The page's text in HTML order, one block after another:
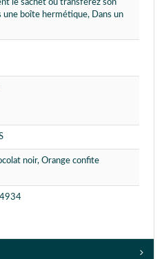
le sachet ou transférez son
une boîte hermétique, Dans un
noir, Orange confite